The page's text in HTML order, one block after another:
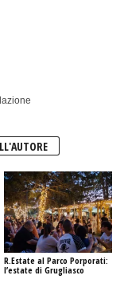
R.Estate al Parco Porporati:
l’estate di Grugliasco